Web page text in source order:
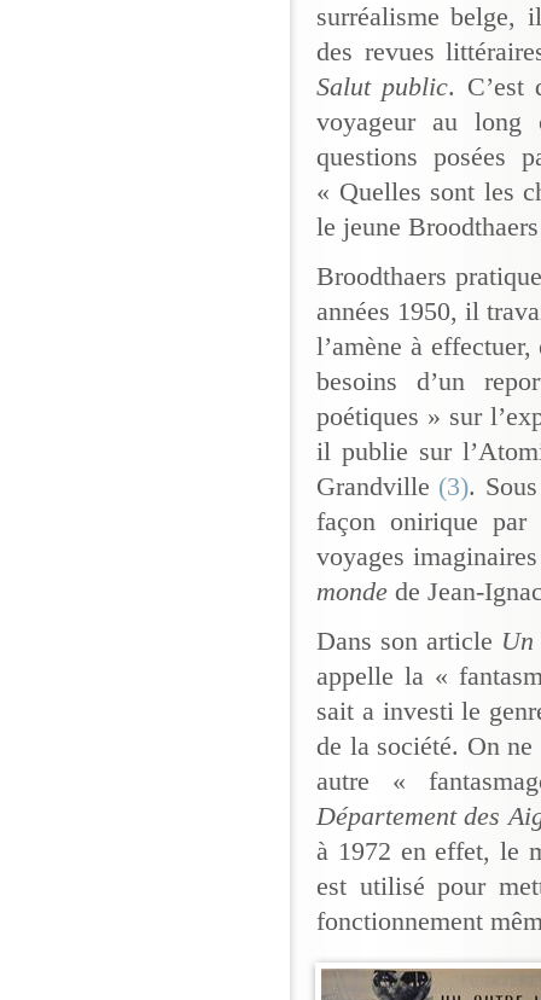
surréalisme belge,
des revues
Salut public. C’est
voyageur au long
questions posées
« Quelles sont les
le jeune
Broodthaers
années 1950, il
l’amène à
besoins d’un
poétiques » sur
il publie sur
Grandville (3).
façon onirique par
voyages
monde de Jean-
Dans son article Un
appelle la «
sait a investi le
de la société. On ne
autre «
Département des
à 1972 en effet, le
est utilisé pour
fonctionnement